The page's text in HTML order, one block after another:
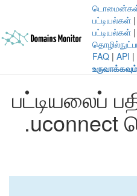
பட்டியல்கள் |
பட்டியல்கள் |
FAQ | API |
உருவாக்கவும்
பட்டியலைப்